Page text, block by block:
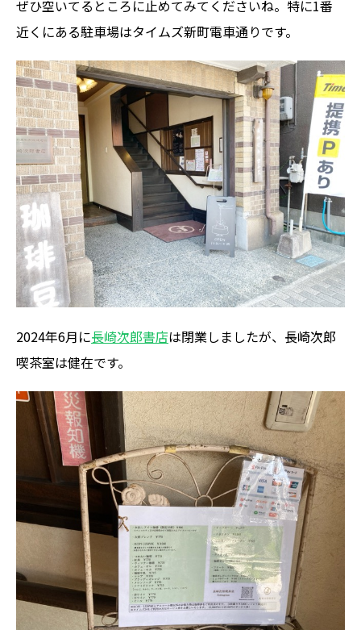
ぜひ空いてるところに止めてみてくださいね。特に1番
近くにある駐車場はタイムズ新町電車通りです。
2024年6月に長崎次郎書店は閉業しましたが、長崎次郎
喫茶室は健在です。